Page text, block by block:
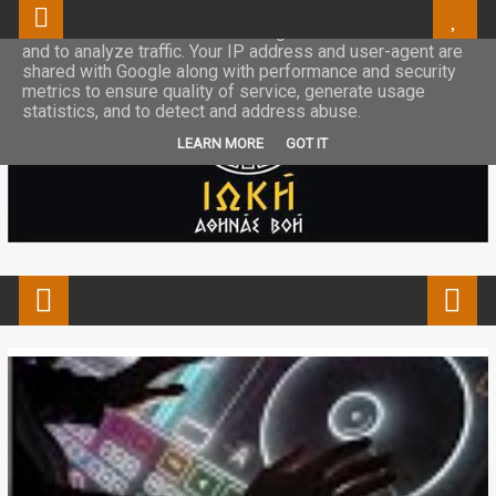
This site uses cookies from Google to deliver its services
and to analyze traffic. Your IP address and user-agent are
shared with Google along with performance and security
metrics to ensure quality of service, generate usage
statistics, and to detect and address abuse.
LEARN MORE GOT IT